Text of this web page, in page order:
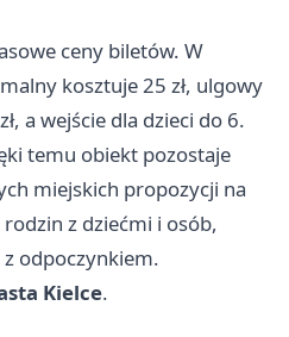
ceny biletów. W
kosztuje 25 zł, ulgowy
a wejście dla dzieci do 6.
temu obiekt pozostaje
miejskich propozycji na
rodzin z dziećmi i osób,
z odpoczynkiem.
Kielce.